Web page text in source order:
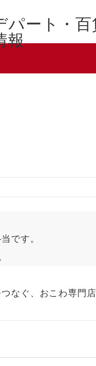
パート・
報
です。
なぐ、おこわ専門